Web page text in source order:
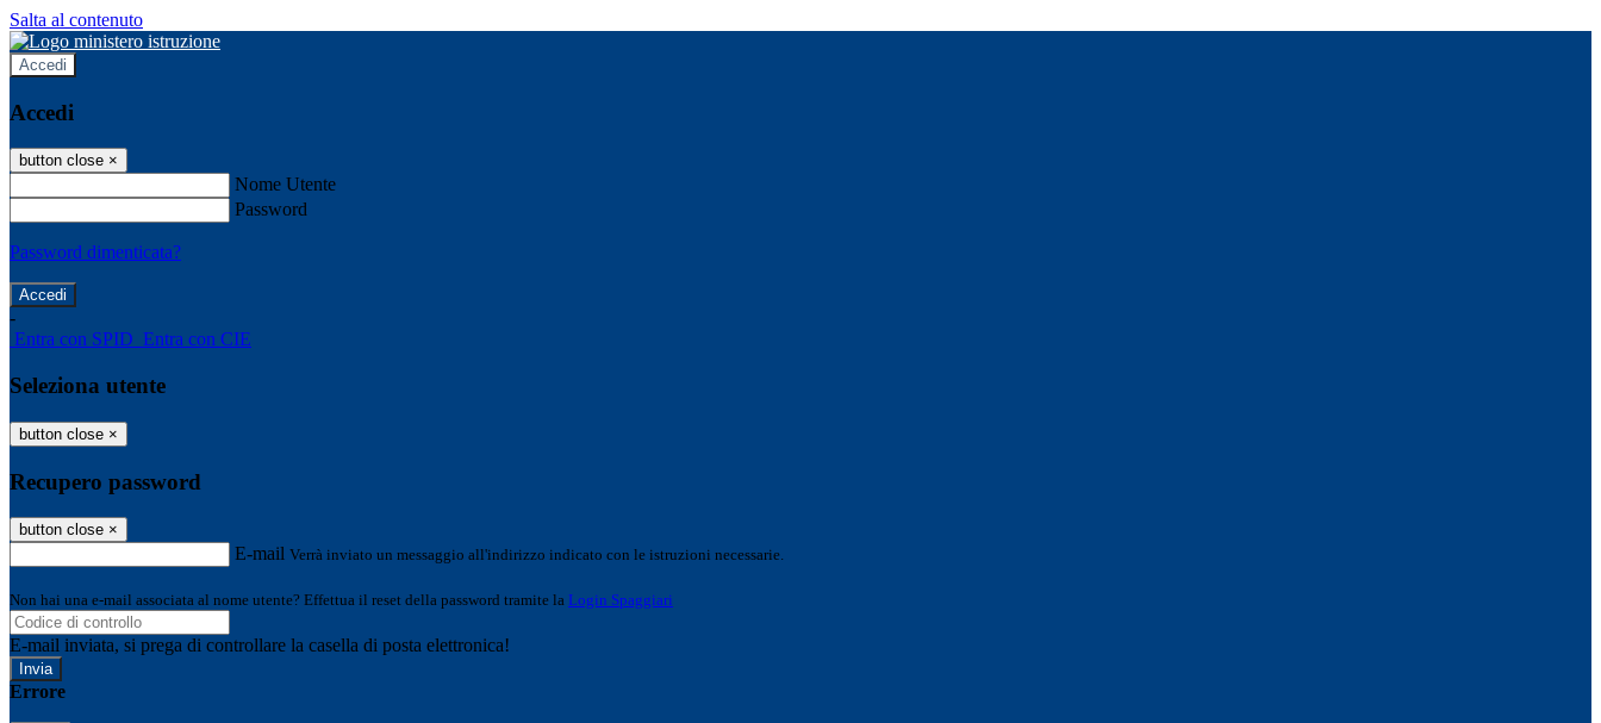
Salta al contenuto
Accedi
Accedi
button close ×
Nome Utente
Password
Password dimenticata?
-
Entra con SPID Entra con CIE
Seleziona utente
button close ×
Recupero password
button close ×
E-mail Verrà inviato un messaggio all'indirizzo indicato con le istruzioni necessarie.
Non hai una e-mail associata al nome utente? Effettua il reset della password tramite la Login Spaggiari
E-mail inviata, si prega di controllare la casella di posta elettronica!
Errore